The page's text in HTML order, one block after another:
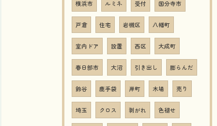
横浜市 ルミネ 受付 国分寺市
戸倉 住宅 岩槻区 八幡町
室内ドア 設置 西区 大成町
春日部市 大沼 引き出し 膨らんだ
鈴谷 鹿手袋 岸町 木場 売り
埼玉 クロス 剥がれ 色褪せ